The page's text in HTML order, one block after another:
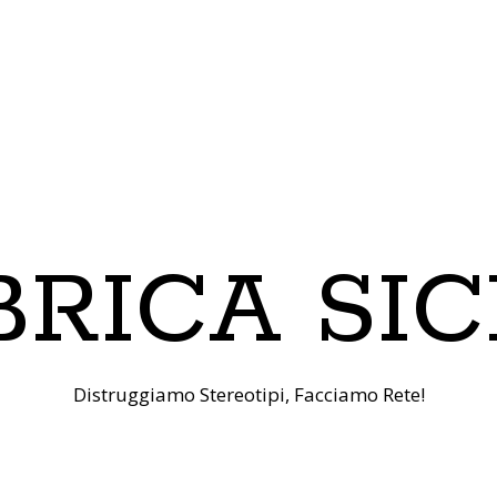
Distruggiamo Stereotipi, Facciamo Rete!